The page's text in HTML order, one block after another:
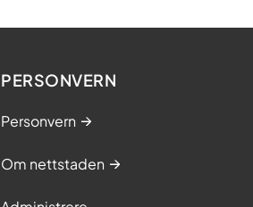
PERSONVERN
Personvern
Om nettstaden